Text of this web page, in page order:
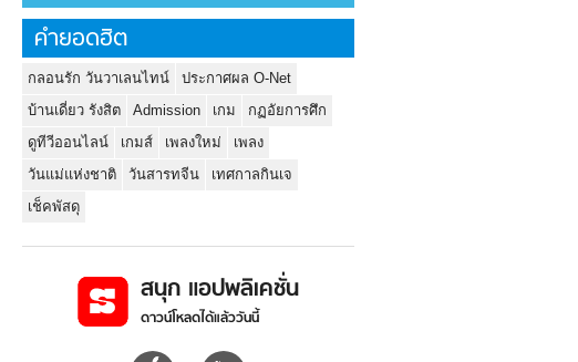
คำยอดฮิต
กลอนรัก วันวาเลนไทน์
ประกาศผล O-Net
บ้านเดี่ยว รังสิต
Admission เกม
กฏอัยการศึก
ดูทีวีออนไลน์
เกมส์ เพลงใหม่
เพลง
วันแม่แห่งชาติ
วันสารทจีน
เทศกาลกินเจ
เช็คพัสดุ
สนุก แอปพลิเคชั่น
ดาวน์โหลดได้แล้ววันนี้